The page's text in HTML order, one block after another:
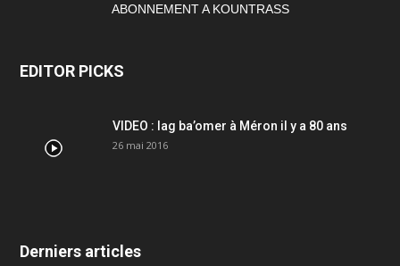
ABONNEMENT A KOUNTRASS
EDITOR PICKS
VIDEO : lag ba’omer à Méron il y a 80 ans
26 mai 2016
Derniers articles